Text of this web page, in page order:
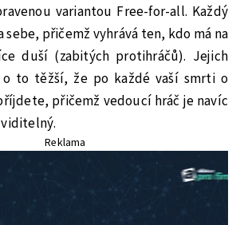
variantou Free-for-all. Každý
sebe, přičemž vyhrává ten, kdo má na
duší (zabitých protihráčů). Jejich
o to těžší, že po každé vaší smrti o
přičemž vedoucí hráč je navíc
Reklama